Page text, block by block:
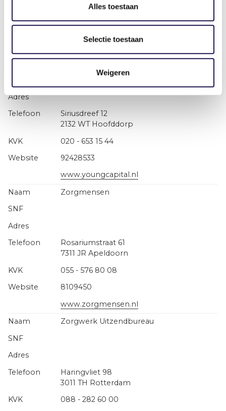
Alles toestaan
Selectie toestaan
Weigeren
020 - 653 15 44
61267317
www.youngcapital.nl
Siriusdreef 12
2132 WT Hoofddorp
020 - 653 15 44
92428533
www.youngcapital.nl
Zorgmensen
Rosariumstraat 61
7311 JR Apeldoorn
055 - 576 80 08
8109450
www.zorgmensen.nl
Zorgwerk Uitzendbureau
Haringvliet 98
3011 TH Rotterdam
088 - 282 60 00